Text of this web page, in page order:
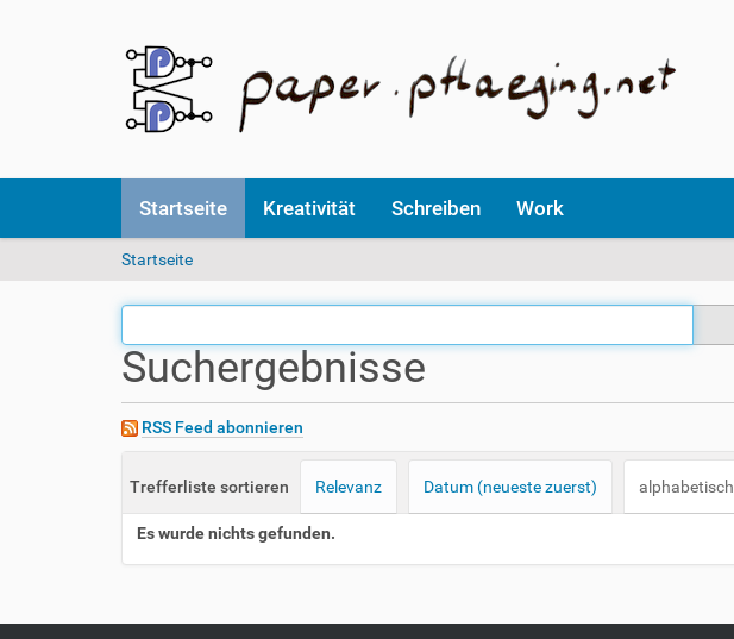
Startseite Kreativität Schreiben Work
S
e
n
d
h
Startseite
Suchergebnisse
RSS Feed abonnieren
Trefferliste sortieren Relevanz Datum (neueste zuerst) alphabetisch
Es wurde nichts gefunden.